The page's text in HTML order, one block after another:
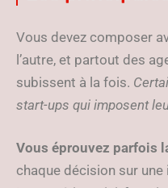
Vous devez composer
l’autre, et partout des
subissent à la fois.
start-ups qui imposent
Vous éprouvez parfois
chaque décision sur